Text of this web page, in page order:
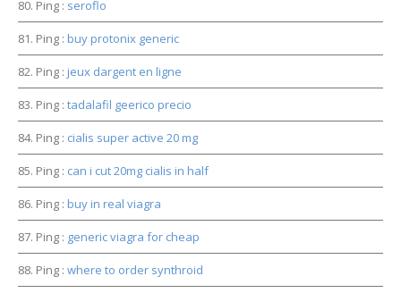
Ping : seroflo
Ping : buy protonix generic
Ping : jeux dargent en ligne
Ping : tadalafil geerico precio
Ping : cialis super active 20 mg
Ping : can i cut 20mg cialis in half
Ping : buy in real viagra
Ping : generic viagra for cheap
Ping : where to order synthroid